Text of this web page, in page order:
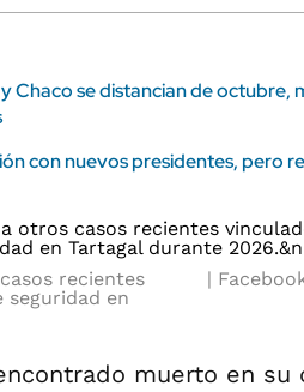
Chaco se distancian de octubre,
con nuevos presidentes, pero
recientes
seguridad en
muerto en su